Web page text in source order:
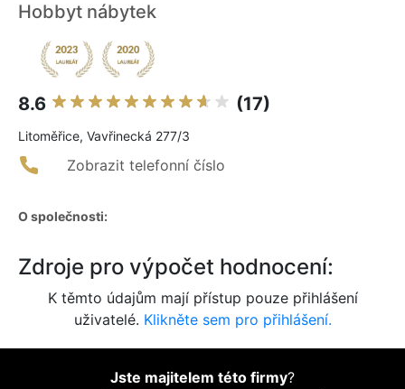
Hobbyt nábytek
8.6 (17)
Litoměřice, Vavřinecká 277/3
Zobrazit telefonní číslo
O společnosti:
Zdroje pro výpočet hodnocení:
K těmto údajům mají přístup pouze přihlášení
uživatelé. Klikněte sem pro přihlášení.
Jste majitelem této firmy?